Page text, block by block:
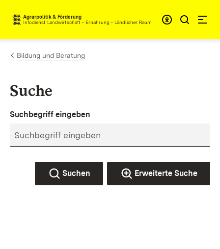
Zum Inhalt springen
Agrarpolitik & Förderung
Infodienst Landwirtschaft - Ernährung - Ländlicher Raum
Bildung und Beratung
Suche
Suchbegriff eingeben
Suchen Erweiterte Suche